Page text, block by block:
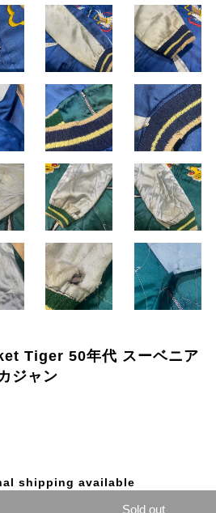
Tiger 50年代 スーベニア
ジャン
shipping available
Sold out